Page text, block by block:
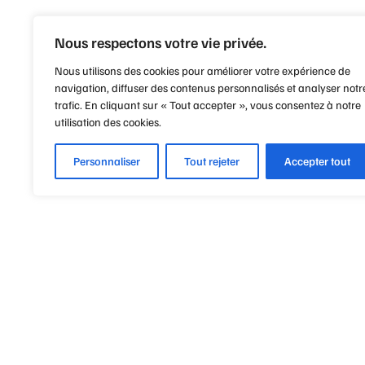
Nous respectons votre vie privée.
Nous utilisons des cookies pour améliorer votre expérience de
navigation, diffuser des contenus personnalisés et analyser
trafic. En cliquant sur « Tout accepter », vous consentez à notre
utilisation des cookies.
Personnaliser Tout rejeter Accepter tout